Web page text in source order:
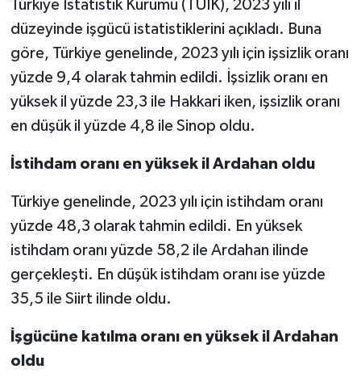
Türkiye İstatistik Kurumu (TÜİK), 2023 yılı il
düzeyinde işgücü istatistiklerini açıkladı. Buna
göre, Türkiye genelinde, 2023 yılı için işsizlik oranı
yüzde 9,4 olarak tahmin edildi. İşsizlik oranı en
yüksek il yüzde 23,3 ile Hakkari iken, işsizlik oranı
en düşük il yüzde 4,8 ile Sinop oldu.
İstihdam oranı en yüksek il Ardahan oldu
Türkiye genelinde, 2023 yılı için istihdam oranı
yüzde 48,3 olarak tahmin edildi. En yüksek
istihdam oranı yüzde 58,2 ile Ardahan ilinde
gerçekleşti. En düşük istihdam oranı ise yüzde
35,5 ile Siirt ilinde oldu.
İşgücüne katılma oranı en yüksek il Ardahan
oldu
MAKALE
POLİTİKA
REKLAM
SİYASET
SPOR
TARİH
YAŞAM